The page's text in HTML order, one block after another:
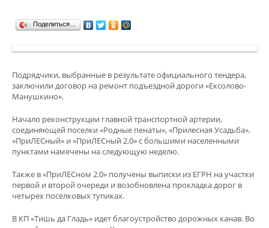
Поделиться…
Подрядчики, выбранные в результате официального тендера,
заключили договор на ремонт подъездной дороги «Ексолово-
Манушкино».
Начало реконструкции главной транспортной артерии,
соединяющей поселки «Родные пенаты», «Прилесная Усадьба»,
«ПриЛЕСный» и «ПриЛЕСный 2.0» с большими населенными
пунктами намечены на следующую неделю.
Также в «ПриЛЕСном 2.0» получены выписки из ЕГРН на участки
первой и второй очереди и возобновлена прокладка дорог в
четырех поселковых тупиках.
В КП «Тишь да Гладь» идет благоустройство дорожных канав. Во